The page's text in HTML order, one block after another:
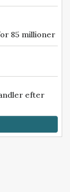
85 millioner
efter